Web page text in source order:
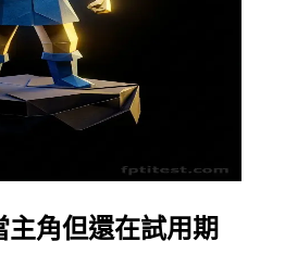
主角但還在試用期